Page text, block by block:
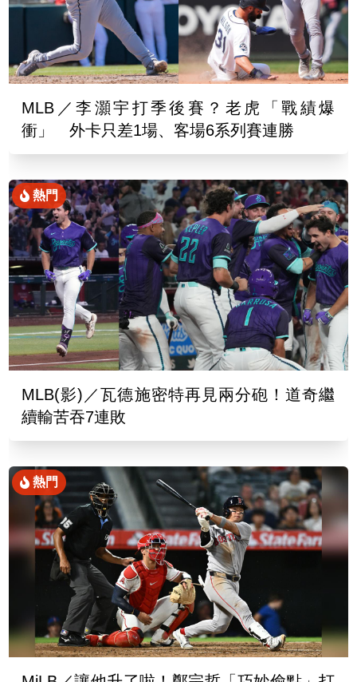
MLB／李灝宇打季後賽？老虎「戰績爆
衝」 外卡只差1場、客場6系列賽連勝
熱門
MLB(影)／瓦德施密特再見兩分砲！道奇繼
續輸苦吞7連敗
熱門